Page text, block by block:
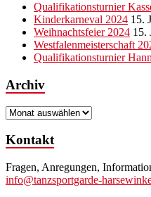
Qualifikationsturnier
Kinderkarneval 2024 15.
Weihnachtsfeier 2024 15.
Westfalenmeisterschaft
Qualifikationsturnier
Archiv
Archiv
Kontakt
Fragen, Anregungen,
info@tanzsportgarde-